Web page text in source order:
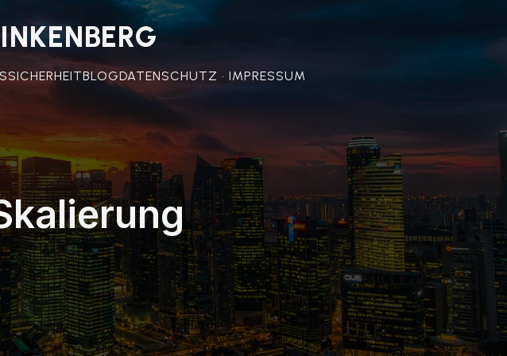
BLOGDATENSCHUTZ • IMPRESSUM